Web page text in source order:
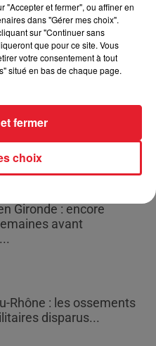
fin à une ex-escorte
sa bataille...
de la tour
: des désaccords
Gironde : encore
avant
Rhône : les ossements
disparus...
"Accepter et fermer", ou affiner en
dans "Gérer mes choix".
sur "Continuer sans
que pour ce site. Vous
votre consentement à tout
situé en bas de chaque page.
choix
fermer